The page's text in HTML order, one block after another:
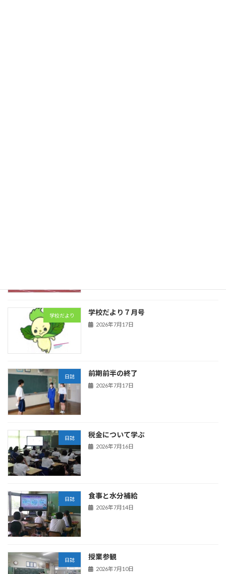
学校だより 学校だより７月号
2026年7月17日
日誌 前期前半の終了
2026年7月17日
日誌 税金について学ぶ
2026年7月16日
日誌 食事と水分補給
2026年7月14日
日誌 授業参観
2026年7月10日